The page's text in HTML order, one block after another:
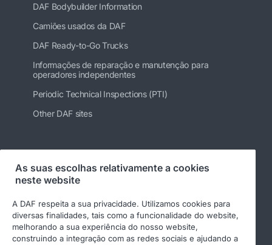
DAF Bodybuilder Information
Camiões usados da DAF
DAF Ready-to-Go Trucks
Informações de reparação e manutenção para
operadores independentes
Periodic Technical Inspections (PTI)
Other DAF sites
Siga-nos
As suas escolhas relativamente a cookies
neste website
A DAF respeita a sua privacidade. Utilizamos cookies para
diversas finalidades, tais como a funcionalidade do website,
melhorando a sua experiência do nosso website,
construindo a integração com as redes sociais e ajudando a